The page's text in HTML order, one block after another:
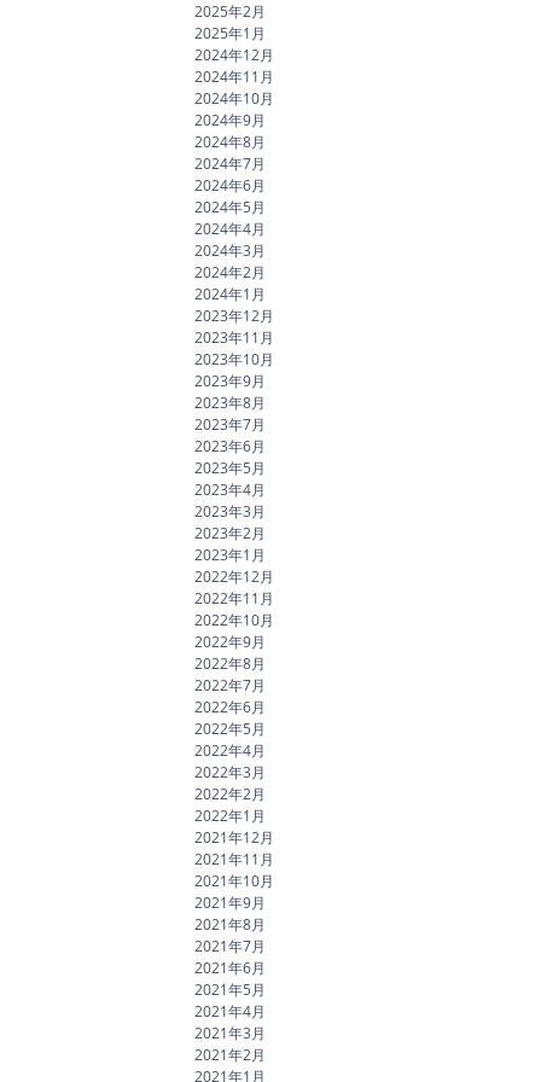
2025年2月
2025年1月
2024年12月
2024年11月
2024年10月
2024年9月
2024年8月
2024年7月
2024年6月
2024年5月
2024年4月
2024年3月
2024年2月
2024年1月
2023年12月
2023年11月
2023年10月
2023年9月
2023年8月
2023年7月
2023年6月
2023年5月
2023年4月
2023年3月
2023年2月
2023年1月
2022年12月
2022年11月
2022年10月
2022年9月
2022年8月
2022年7月
2022年6月
2022年5月
2022年4月
2022年3月
2022年2月
2022年1月
2021年12月
2021年11月
2021年10月
2021年9月
2021年8月
2021年7月
2021年6月
2021年5月
2021年4月
2021年3月
2021年2月
2021年1月